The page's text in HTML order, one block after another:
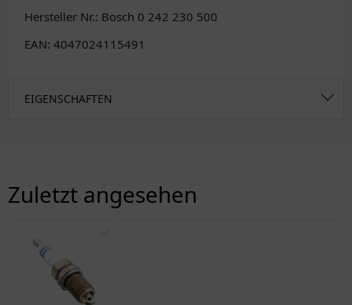
Hersteller Nr.: Bosch 0 242 230 500
EAN: 4047024115491
EIGENSCHAFTEN
Zuletzt angesehen
✅